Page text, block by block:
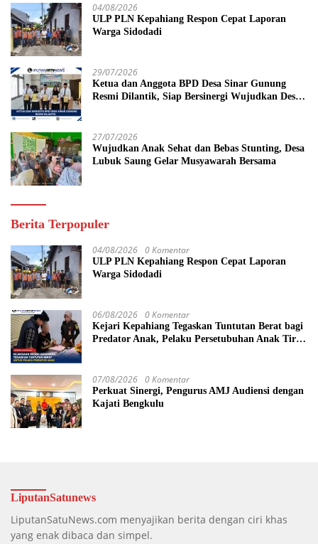
04/08/2026
ULP PLN Kepahiang Respon Cepat Laporan
Warga Sidodadi
29/07/2026
Ketua dan Anggota BPD Desa Sinar Gunung
Resmi Dilantik, Siap Bersinergi Wujudkan Desa
27/07/2026
Wujudkan Anak Sehat dan Bebas Stunting, Desa
Lubuk Saung Gelar Musyawarah Bersama
Berita Terpopuler
04/08/2026 0 Komentar
ULP PLN Kepahiang Respon Cepat Laporan
Warga Sidodadi
06/08/2026 0 Komentar
Kejari Kepahiang Tegaskan Tuntutan Berat bagi
Predator Anak, Pelaku Persetubuhan Anak Tiri
07/08/2026 0 Komentar
Perkuat Sinergi, Pengurus AMJ Audiensi dengan
Kajati Bengkulu
LiputanSatunews
LiputanSatuNews.com menyajikan berita dengan ciri khas
yang enak dibaca dan simpel.